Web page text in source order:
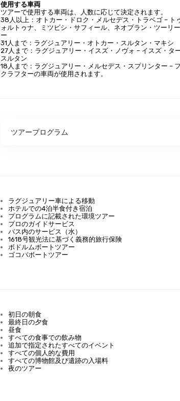
使用する車両
ツアーで使用する車両は、人数に応じて決定されます。
38人以上：オトカー・ドロク・メルセデス・トラベゴ – ト
ォルトゥナ、ミツビシ・サフィール、ネオプラン・ツーリ
ー
31人まで：ラグジュアリー・オトカー・スルタン・マキシ
27人まで：ラグジュアリー・イスズ・ノヴォ – イスズ・タ
スルタン
18人まで：ラグジュアリー・メルセデス・スプリンター –
クラフターの車両が使用されます。
ツアープログラム
ラグジュアリー車による移動
ホテルでの4泊半食付き宿泊
プログラムに記載された環境ツアー
プロのガイドサービス
バス内のサービス（水）
1618号観光法に基づく義務的旅行保険
ボドルムボートツアー
ゴコバボートツアー
初日の朝食
最終日の夕食
昼食
すべての食事での飲み物
追加で指定されたすべてのイベント
すべての個人的な費用
すべての博物館及び遺跡の入場料
夜のツアー